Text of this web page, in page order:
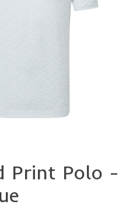
Print Polo -